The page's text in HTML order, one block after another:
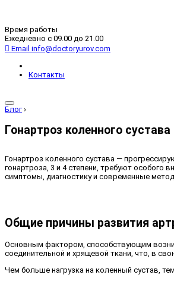
Время работы
Ежедневно с 09.00 до 21.00
Email info@doctoryurov.com
Контакты
Блог ›
Гонартроз коленного
Гонартроз коленного сустава —
гонартроза, 3 и 4 степени, требуют особого
симптомы, диагностику и современные
Общие причины развития
Основным фактором, способствующим
соединительной и хрящевой ткани, что, в
Чем больше нагрузка на коленный сустав,